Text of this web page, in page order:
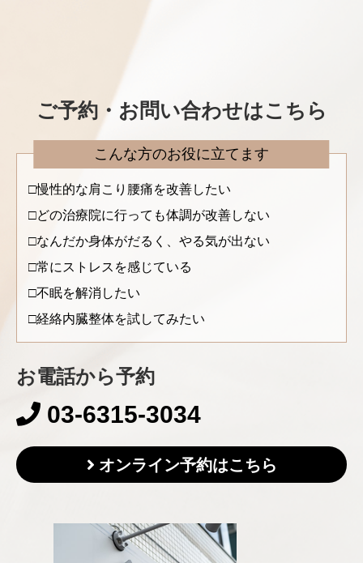
ご予約・お問い合わせはこちら
こんな方のお役に立てます
慢性的な肩こり腰痛を改善したい
どの治療院に行っても体調が改善しない
なんだか身体がだるく、やる気が出ない
常にストレスを感じている
不眠を解消したい
経絡内臓整体を試してみたい
お電話から予約
03-6315-3034
オンライン予約はこちら